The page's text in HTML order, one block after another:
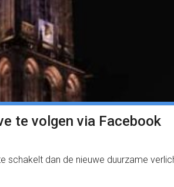
te volgen via Facebook
dan de nieuwe duurzame